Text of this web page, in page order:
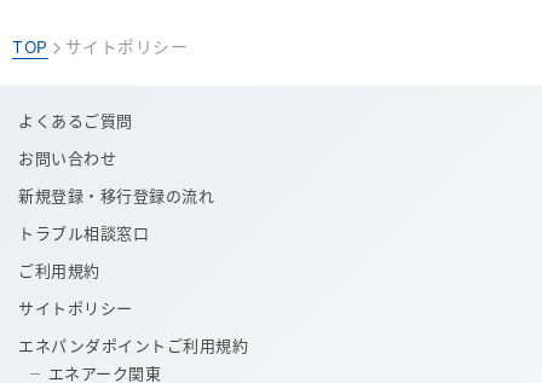
TOP > サイトポリシー
よくあるご質問
お問い合わせ
新規登録・移行登録の流れ
トラブル相談窓口
ご利用規約
サイトポリシー
エネパンダポイントご利用規約
エネアーク関東